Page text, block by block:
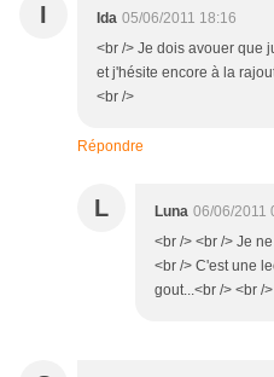
I Ida 05/06/2011 18:16
<br /> Je dois avouer que
et j'hésite encore à la
<br />
Répondre
L Luna 06/06/2011
<br /> <br /> Je
<br /> C'est une
gout...<br /> <br /